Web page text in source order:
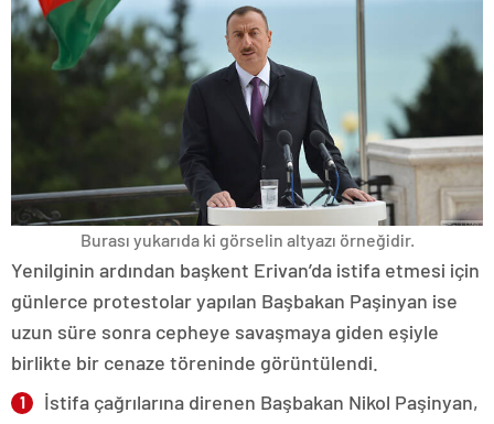
Burası yukarıda ki görselin altyazı örneğidir.
Yenilginin ardından başkent Erivan’da istifa etmesi için
günlerce protestolar yapılan Başbakan Paşinyan ise
uzun süre sonra cepheye savaşmaya giden eşiyle
birlikte bir cenaze töreninde görüntülendi.
İstifa çağrılarına direnen Başbakan Nikol Paşinyan,